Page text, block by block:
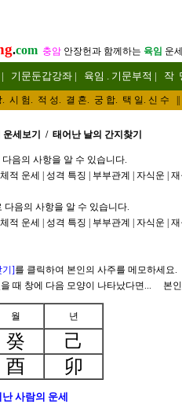
.com 충암 안장헌과 함께하는 육임 운
| 기문둔갑강좌 | 육임 . 기문부적 | 작
. 시 험. 적 성. 결 혼. 궁 합. 택 일. 신 수
세보기 / 태어난 날의 간지찾기
음의 사항을 알 수 있습니다.
운세 | 성격 특징 | 부부관계 | 자식운 |
다음의 사항을 알 수 있습니다.
운세 | 성격 특징 | 부부관계 | 자식운 |
기]를 클릭하여 본인의 사주를 메모하세요.
을 때 창에 다음 모양이 나타났다면... 본
월 년
癸
己
酉 卯
사람의 운세